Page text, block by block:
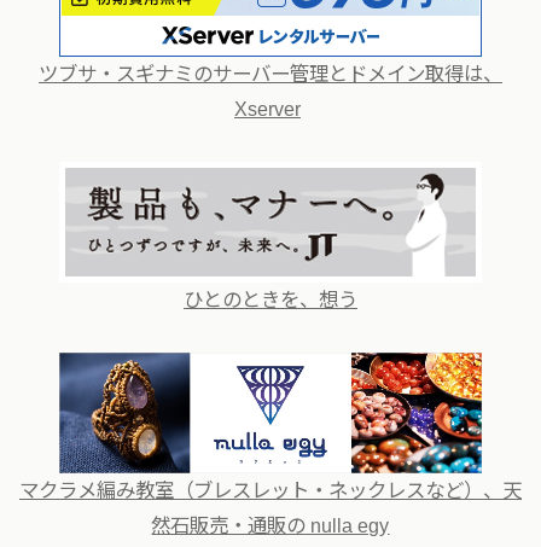
ツブサ・スギナミのサーバー管理とドメイン取得は、
Xserver
ひとのときを、想う
マクラメ編み教室（ブレスレット・ネックレスなど）、天
然石販売・通販の nulla egy